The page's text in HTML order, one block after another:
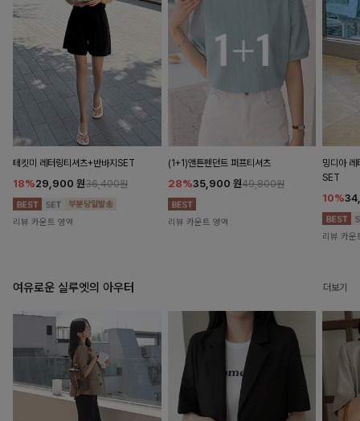
테킷미 레터링티셔츠+반바지SET
18%29,900 원36,400원
리뷰 카운트 영역
(1+1)앤튼펜던트 퍼프티셔츠
28%35,900 원49,800원
리뷰 카운트 영역
밍디아 레
SET
10%
리뷰 카운
여유로운 실루엣의 아우터 더보기